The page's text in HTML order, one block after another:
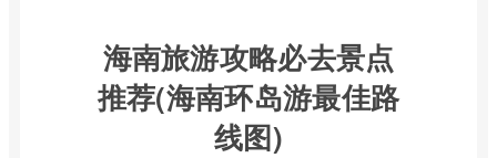
海南旅游攻略必去景点
推荐(海南环岛游最佳路
线图)